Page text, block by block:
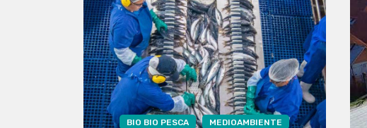
BIO BIO PESCA
MEDIOAMBIENTE